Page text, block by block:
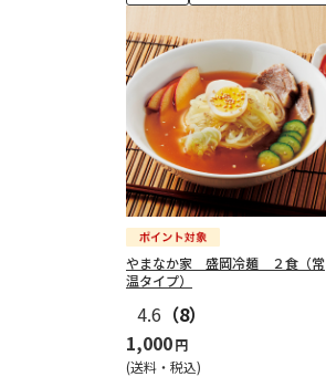
やまなか家 盛岡冷麺 ２食（常
温タイプ）
4.6 （8）
1,000円
(送料・税込)